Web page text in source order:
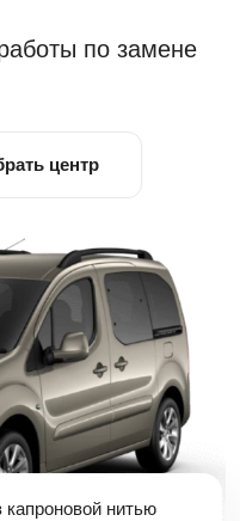
по замене
центр
нитью